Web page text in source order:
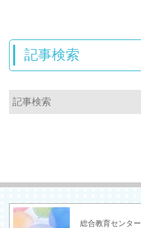
記事検索
総合教育センター